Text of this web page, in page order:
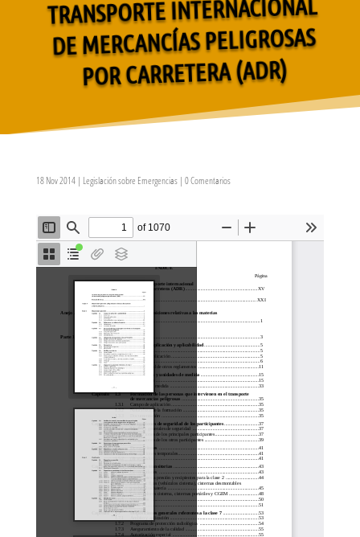
TRANSPORTE INTERNACIONAL
DE MERCANCÍAS PELIGROSAS
POR CARRETERA (ADR)
18 Nov 2014| Legislación sobre Emergencias| 0 Comentarios